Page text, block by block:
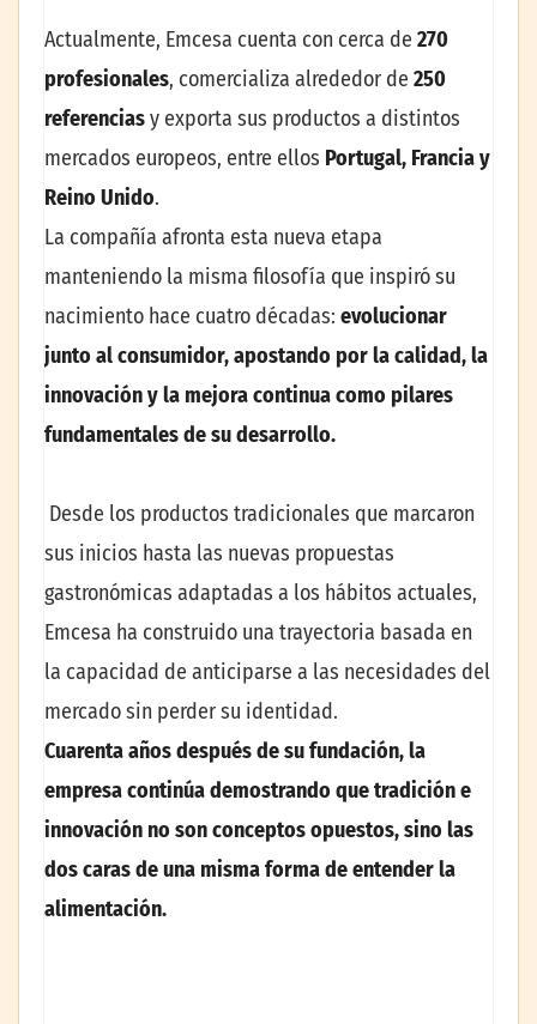
Actualmente, Emcesa cuenta con cerca de 270
profesionales, comercializa alrededor de 250
referenciasy exporta sus productos a distintos
mercados europeos, entre ellos Portugal, Francia y
Reino Unido.
La compañía afronta esta nueva etapa
manteniendo la misma filosofía que inspiró su
nacimiento hace cuatro décadas: evolucionar
junto al consumidor, apostando por la calidad, la
innovación y la mejora continua como pilares
fundamentales de su desarrollo.
Desde los productos tradicionales que marcaron
sus inicios hasta las nuevas propuestas
gastronómicas adaptadas a los hábitos actuales,
Emcesa ha construido una trayectoria basada en
la capacidad de anticiparse a las necesidades del
mercado sin perder su identidad.
Cuarenta años después de su fundación, la
empresa continúa demostrando que tradición e
innovación no son conceptos opuestos, sino las
dos caras de una misma forma de entender la
alimentación.